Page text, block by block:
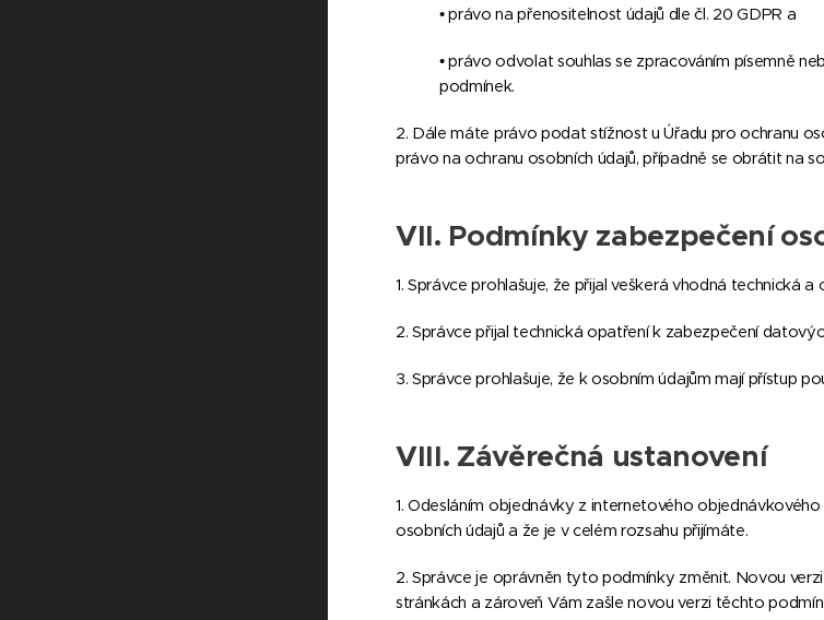
• právo na přenositelnost údajů dle čl. 20 GDPR a
• právo odvolat souhlas se zpracováním písemně
podmínek.
2. Dále máte právo podat stížnost u Úřadu pro ochranu
právo na ochranu osobních údajů, případně se obrátit na
VII. Podmínky zabezpečení
1. Správce prohlašuje, že přijal veškerá vhodná technická
2. Správce přijal technická opatření k zabezpečení
3. Správce prohlašuje, že k osobním údajům mají přístup
VIII. Závěrečná ustanovení
1. Odesláním objednávky z internetového
osobních údajů a že je v celém rozsahu přijímáte.
2. Správce je oprávněn tyto podmínky změnit. Novou
stránkách a zároveň Vám zašle novou verzi těchto